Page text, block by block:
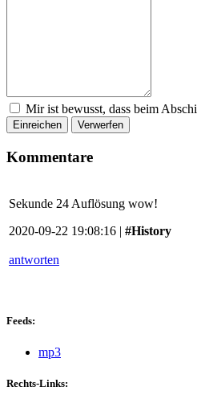
Mir ist bewusst, dass beim
Einreichen Verwerfen
Kommentare
Sekunde 24 Auflösung wow!
2020-09-22 19:08:16 | #History
antworten
Feeds:
mp3
Rechts-Links: